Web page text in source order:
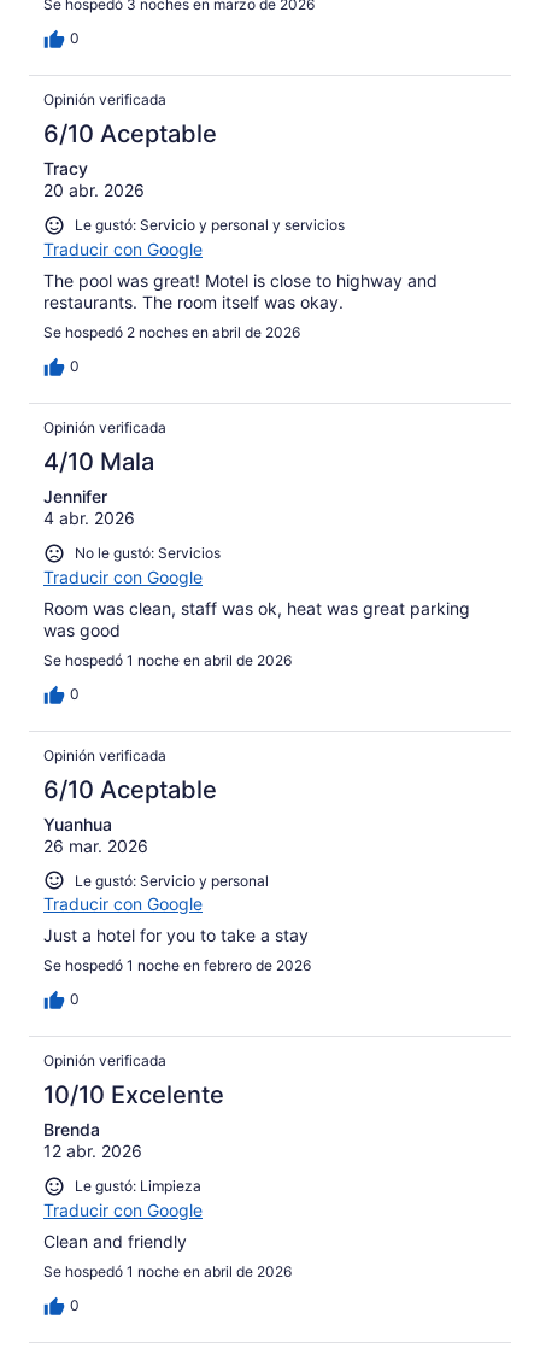
Se hospedó 3 noches en marzo de 2026
0
Opinión verificada
6/10 Aceptable
Tracy
20 abr. 2026
Le gustó: Servicio y personal y servicios
Traducir con Google
The pool was great! Motel is close to highway and
restaurants. The room itself was okay.
Se hospedó 2 noches en abril de 2026
0
Opinión verificada
4/10 Mala
Jennifer
4 abr. 2026
No le gustó: Servicios
Traducir con Google
Room was clean, staff was ok, heat was great parking
was good
Se hospedó 1 noche en abril de 2026
0
Opinión verificada
6/10 Aceptable
Yuanhua
26 mar. 2026
Le gustó: Servicio y personal
Traducir con Google
Just a hotel for you to take a stay
Se hospedó 1 noche en febrero de 2026
0
Opinión verificada
10/10 Excelente
Brenda
12 abr. 2026
Le gustó: Limpieza
Traducir con Google
Clean and friendly
Se hospedó 1 noche en abril de 2026
0